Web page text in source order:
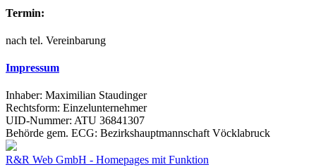
Termin:
nach tel. Vereinbarung
Impressum
Inhaber: Maximilian Staudinger
Rechtsform: Einzelunternehmer
UID-Nummer: ATU 36841307
Behörde gem. ECG: Bezirkshauptmannschaft Vöcklabruck
R&R Web GmbH - Homepages mit Funktion